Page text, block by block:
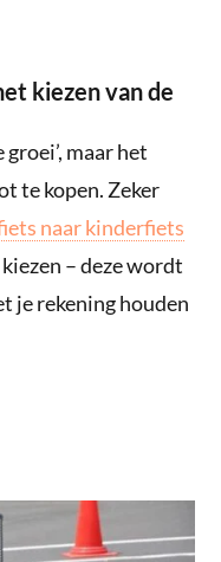
kiezen van de
groei’, maar het
te kopen. Zeker
naar kinderfiets
– deze wordt
je rekening houden